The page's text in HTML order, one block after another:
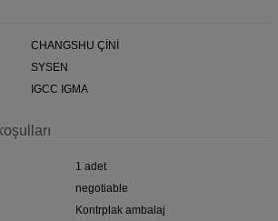
CHANGSHU ÇİNİ
SYSEN
IGCC IGMA
1 adet
negotiable
Kontrplak ambalaj